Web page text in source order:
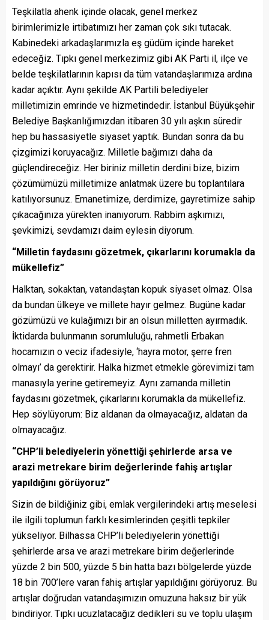
Teşkilatla ahenk içinde olacak, genel merkez
birimlerimizle irtibatımızı her zaman çok sıkı tutacak.
Kabinedeki arkadaşlarımızla eş güdüm içinde hareket
edeceğiz. Tıpkı genel merkezimiz gibi AK Parti il, ilçe ve
belde teşkilatlarının kapısı da tüm vatandaşlarımıza ardına
kadar açıktır. Aynı şekilde AK Partili belediyeler
milletimizin emrinde ve hizmetindedir. İstanbul Büyükşehir
Belediye Başkanlığımızdan itibaren 30 yılı aşkın süredir
hep bu hassasiyetle siyaset yaptık. Bundan sonra da bu
çizgimizi koruyacağız. Milletle bağımızı daha da
güçlendireceğiz. Her biriniz milletin derdini bize, bizim
çözümümüzü milletimize anlatmak üzere bu toplantılara
katılıyorsunuz. Emanetimize, derdimize, gayretimize sahip
çıkacağınıza yürekten inanıyorum. Rabbim aşkımızı,
şevkimizi, sevdamızı daim eylesin diyorum.
“Milletin faydasını gözetmek, çıkarlarını korumakla da
mükellefiz”
Halktan, sokaktan, vatandaştan kopuk siyaset olmaz. Olsa
da bundan ülkeye ve millete hayır gelmez. Bugüne kadar
gözümüzü ve kulağımızı bir an olsun milletten ayırmadık.
İktidarda bulunmanın sorumluluğu, rahmetli Erbakan
hocamızın o veciz ifadesiyle, ‘hayra motor, şerre fren
olmayı’ da gerektirir. Halka hizmet etmekle görevimizi tam
manasıyla yerine getiremeyiz. Aynı zamanda milletin
faydasını gözetmek, çıkarlarını korumakla da mükellefiz.
Hep söylüyorum: Biz aldanan da olmayacağız, aldatan da
olmayacağız.
“CHP’li belediyelerin yönettiği şehirlerde arsa ve
arazi metrekare birim değerlerinde fahiş artışlar
yapıldığını görüyoruz”
Sizin de bildiğiniz gibi, emlak vergilerindeki artış meselesi
ile ilgili toplumun farklı kesimlerinden çeşitli tepkiler
yükseliyor. Bilhassa CHP’li belediyelerin yönettiği
şehirlerde arsa ve arazi metrekare birim değerlerinde
yüzde 2 bin 500, yüzde 5 bin hatta bazı bölgelerde yüzde
18 bin 700’lere varan fahiş artışlar yapıldığını görüyoruz. Bu
artışlar doğrudan vatandaşımızın omuzuna haksız bir yük
bindiriyor. Tıpkı ucuzlatacağız dedikleri su ve toplu ulaşım